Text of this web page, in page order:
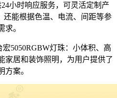
小时响应服务，可灵活定制产
还能根据色温、电流、间距等参
求。
5050RGBW灯珠：小体积、高
家居和装饰照明，为用户提供了
方案。